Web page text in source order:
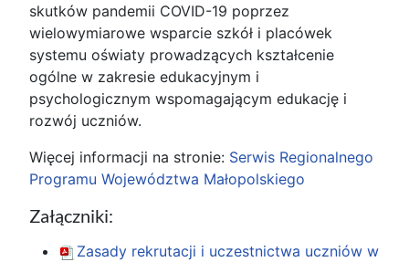
skutków pandemii COVID-19 poprzez
wielowymiarowe wsparcie szkół i placówek
systemu oświaty prowadzących kształcenie
ogólne w zakresie edukacyjnym i
psychologicznym wspomagającym edukację i
rozwój uczniów.
Więcej informacji na stronie: Serwis Regionalnego
Programu Województwa Małopolskiego
Załączniki:
Zasady rekrutacji i uczestnictwa uczniów w